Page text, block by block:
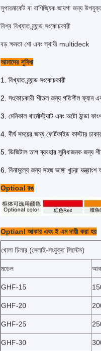
সুপারমার্কেট বা বাণিজ্যিক জায়গা জন্য
বিশ্ব বিখ্যাত ব্র্যান্ড সংকোচকারী
বড় ক্ষমতা শো এবং স্থায়ী multideck
আমাদের সুবিধা
1. বিখ্যাত ব্র্যান্ড সংকোচকারী
2. সংকোচকারী শীতল জন্য গতিশীল ফ্যান
3. মেনিকাল থার্মোস্ট্যাট এবং অটো ঠান্ডা
4. দীর্ঘ সময়ের জন্য ফোর্টফাইড কাস্টার
5. ডিজিটাল তাপ ব্যবহার সুবিধাজনক জন্য
6. বিনামূল্যে জন্য সহজ ভাঙ্গা খুচরা যন্ত্রাংশ
Optioal রঙ
Optianl আকার এবং ই এম দায়ী করা হয়
খোলা চিলার (সেলাই-সংযুক্ত সিস্টেম)
মডেল
GHF-15
GHF-20
GHF-25
GHF-30